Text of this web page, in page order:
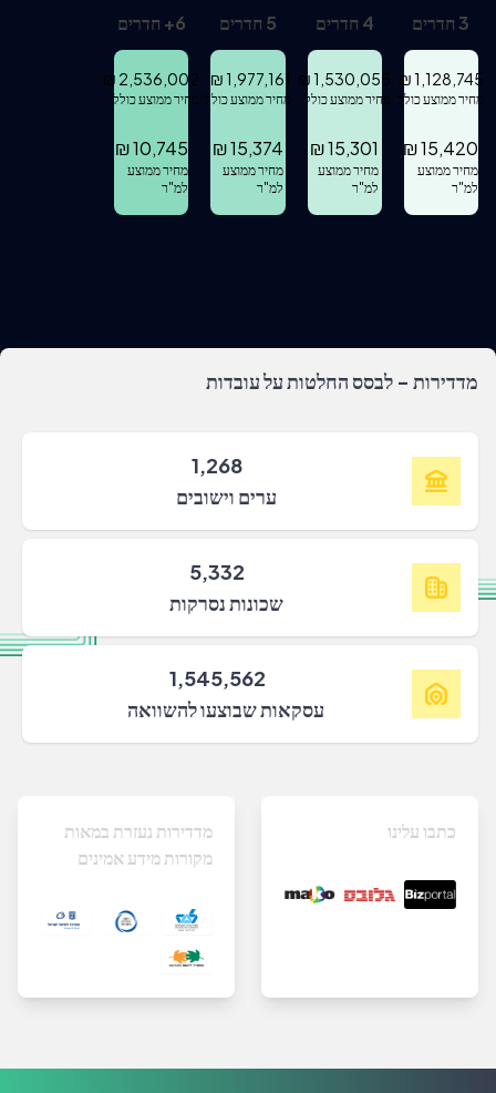
3 חדרים
1,128,745
₪
מחיר ממוצע כולל
15,420
₪
מחיר ממוצע
למ"ר
4 חדרים
1,530,055
₪
מחיר ממוצע כולל
15,301
₪
מחיר ממוצע
למ"ר
5 חדרים
1,977,161
₪
מחיר ממוצע כולל
15,374
₪
מחיר ממוצע
למ"ר
6
+ חדרים
2,536,002
₪
מחיר ממוצע כולל
10,745
₪
מחיר ממוצע
למ"ר
מדדירות - לבסס החלטות על עובדות
1,268
ערים וישובים
5,332
שכונות נסרקות
1,545,562
עסקאות שבוצעו להשוואה
מדדירות נעזרת במאות
מקורות מידע אמינים
כתבו עלינו